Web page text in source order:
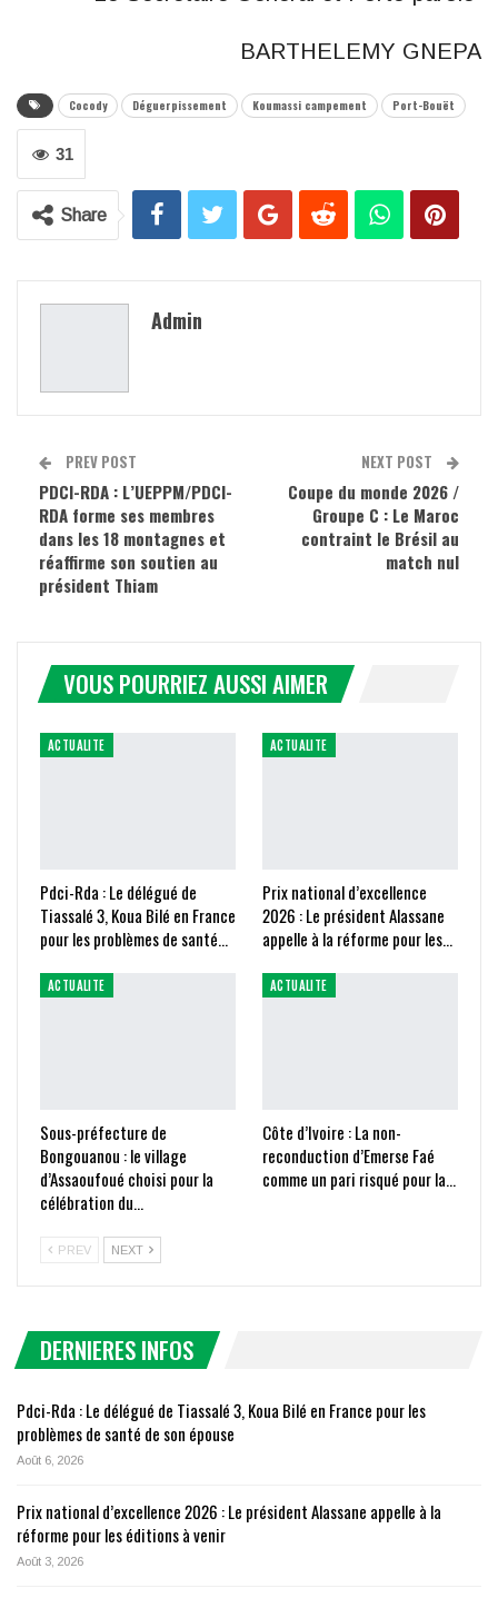
BARTHELEMY GNEPA
Cocody Déguerpissement Koumassi campement Port-Bouët
31
Share
Admin
PREV POST
PDCI-RDA : L’UEPPM/PDCI-
RDA forme ses membres
dans les 18 montagnes et
réaffirme son soutien au
président Thiam
NEXT POST
Coupe du monde 2026 /
Groupe C : Le Maroc
contraint le Brésil au
match nul
VOUS POURRIEZ AUSSI AIMER
ACTUALITE
Pdci-Rda : Le délégué de
Tiassalé 3, Koua Bilé en France
pour les problèmes de santé…
ACTUALITE
Prix national d’excellence
2026 : Le président Alassane
appelle à la réforme pour les…
ACTUALITE
Sous-préfecture de
Bongouanou : le village
d’Assaoufoué choisi pour la
célébration du…
ACTUALITE
Côte d’Ivoire : La non-
reconduction d’Emerse Faé
comme un pari risqué pour la…
PREV NEXT
DERNIERES INFOS
Pdci-Rda : Le délégué de Tiassalé 3, Koua Bilé en France pour les
problèmes de santé de son épouse
Août 6, 2026
Prix national d’excellence 2026 : Le président Alassane appelle à la
réforme pour les éditions à venir
Août 3, 2026